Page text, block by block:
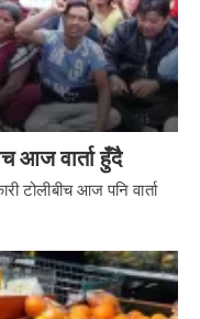
आज वार्ता हुँदै
टोलीबीच आज पनि वार्ता